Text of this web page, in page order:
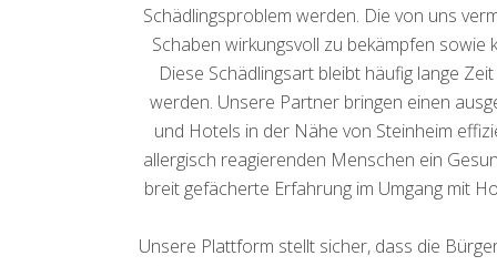
Schädlingsproblem werden. Die von uns
Schaben wirkungsvoll zu bekämpfen
Diese Schädlingsart bleibt häufig lange
werden. Unsere Partner bringen einen
und Hotels in der Nähe von Steinheim
allergisch reagierenden Menschen ein
breit gefächerte Erfahrung im Umgang mit
Unsere Plattform stellt sicher, dass die